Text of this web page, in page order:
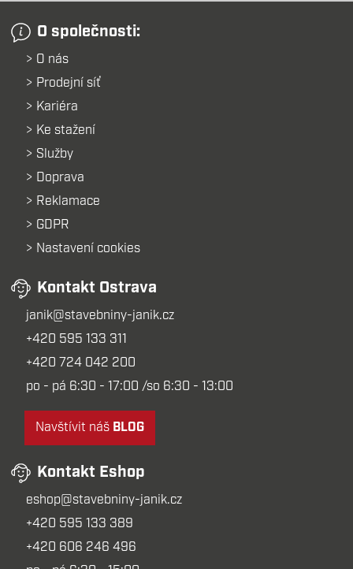
O společnosti:
O nás
Prodejní síť
Kariéra
Ke stažení
Služby
Doprava
Reklamace
GDPR
Nastavení cookies
Kontakt Ostrava
janik@stavebniny-janik.cz
+420 595 133 311
+420 724 042 200
po - pá 6:30 - 17:00 /so 6:30 - 13:00
Navštívit náš BLOG
Kontakt Eshop
eshop@stavebniny-janik.cz
+420 595 133 389
+420 606 246 496